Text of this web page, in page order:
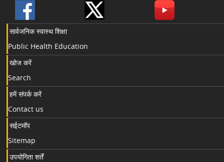
सार्वजनिक स्वास्थ शिक्षा
Public Health Education
खोज करें
Search
हमें संपर्क करें
Contact us
सईटमॉप
Sitemap
उपयोगिता शर्तें